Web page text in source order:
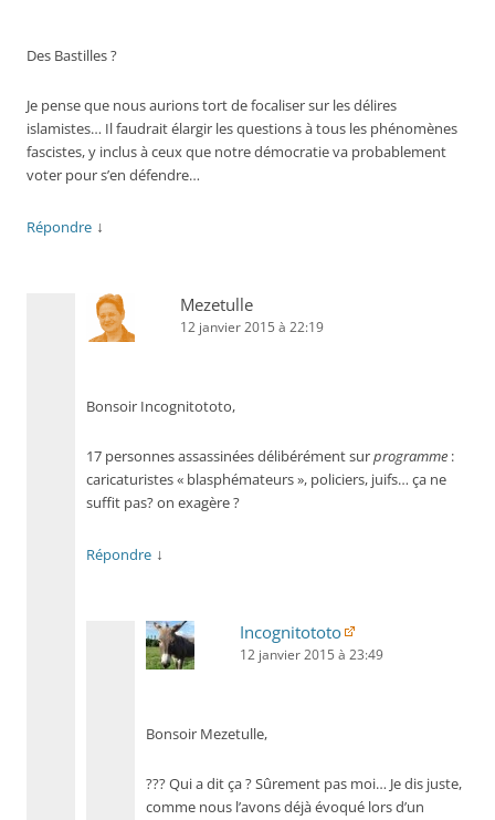
Des Bastilles ?
Je pense que nous aurions tort de focaliser sur les délires
islamistes… Il faudrait élargir les questions à tous les phénomènes
fascistes, y inclus à ceux que notre démocratie va probablement
voter pour s’en défendre…
Répondre ↓
Mezetulle
12 janvier 2015 à 22:19
Bonsoir Incognitototo,
17 personnes assassinées délibérément surprogramme :
caricaturistes « blasphémateurs », policiers, juifs… ça ne
suffit pas? on exagère ?
Répondre ↓
Incognitototo
12 janvier 2015 à 23:49
Bonsoir Mezetulle,
??? Qui a dit ça ? Sûrement pas moi… Je dis juste,
comme nous l’avons déjà évoqué lors d’un